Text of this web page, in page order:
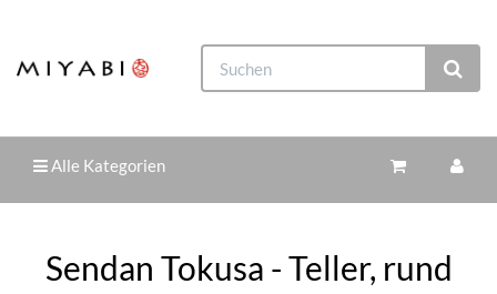
Alle Kategorien
Sendan Tokusa - Teller, rund